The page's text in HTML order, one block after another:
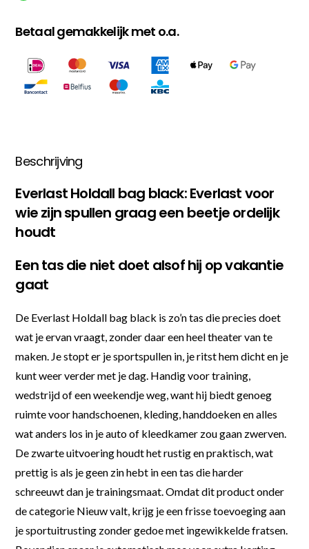
Betaal gemakkelijk met o.a.
Beschrijving
Everlast Holdall bag black: Everlast voor
wie zijn spullen graag een beetje ordelijk
houdt
Een tas die niet doet alsof hij op vakantie
gaat
De Everlast Holdall bag black is zo’n tas die precies doet
wat je ervan vraagt, zonder daar een heel theater van te
maken. Je stopt er je sportspullen in, je ritst hem dicht en je
kunt weer verder met je dag. Handig voor training,
wedstrijd of een weekendje weg, want hij biedt genoeg
ruimte voor handschoenen, kleding, handdoeken en alles
wat anders los in je auto of kleedkamer zou gaan zwerven.
De zwarte uitvoering houdt het rustig en praktisch, wat
prettig is als je geen zin hebt in een tas die harder
schreeuwt dan je trainingsmaat. Omdat dit product onder
de categorie Nieuw valt, krijg je een frisse toevoeging aan
je sportuitrusting zonder gedoe met ingewikkelde fratsen.